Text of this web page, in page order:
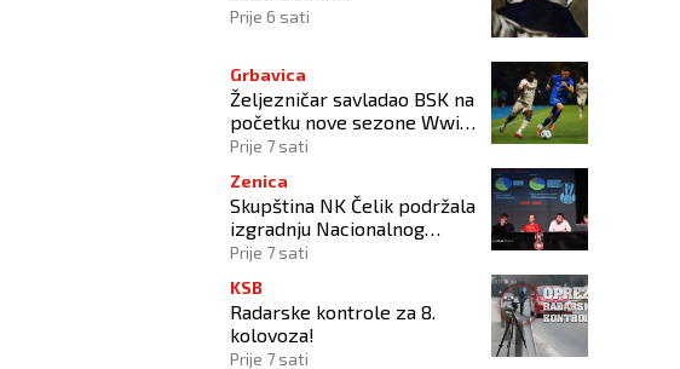
Prije 6 sati
Grbavica
Željezničar savladao BSK na
početku nove sezone Wwin
lige BiH
Prije 7 sati
Zenica
Skupština NK Čelik podržala
izgradnju Nacionalnog
stadiona
Prije 7 sati
KSB
Radarske kontrole za 8.
kolovoza!
Prije 7 sati